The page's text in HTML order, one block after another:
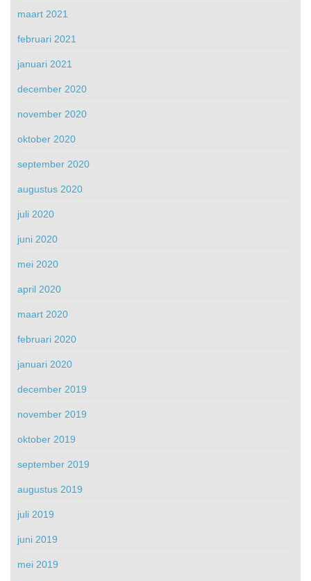
maart 2021
februari 2021
januari 2021
december 2020
november 2020
oktober 2020
september 2020
augustus 2020
juli 2020
juni 2020
mei 2020
april 2020
maart 2020
februari 2020
januari 2020
december 2019
november 2019
oktober 2019
september 2019
augustus 2019
juli 2019
juni 2019
mei 2019